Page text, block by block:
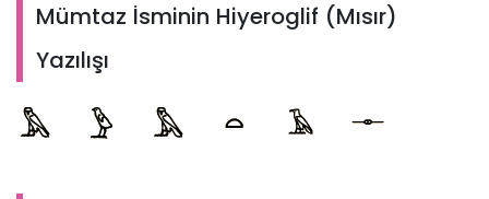
Mümtaz İsminin Hiyeroglif (Mısır)
Yazılışı